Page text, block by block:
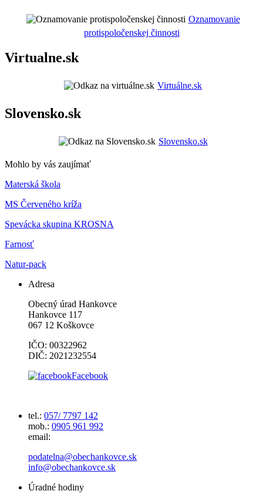
Oznamovanie
protispoločenskej činnosti
Virtualne.sk
Virtuálne.sk
Slovensko.sk
Slovensko.sk
Mohlo by vás zaujímať
Materská škola
MS Červeného kríža
Spevácka skupina KROSNA
Farnosť
Natur-pack
Adresa
Obecný úrad Hankovce
Hankovce 117
067 12 Koškovce
IČO: 00322962
DIČ: 2021232554
Facebook
tel.: 057/ 7797 142
mob.: 0905 961 992
email:
podatelna@obechankovce.sk
info@obechankovce.sk
Úradné hodiny